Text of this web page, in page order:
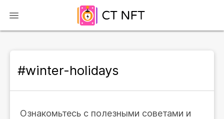
#winter-holidays
Ознакомьтесь с полезными советами и